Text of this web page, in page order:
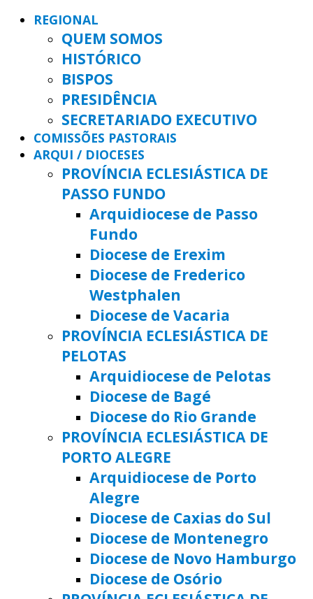
REGIONAL
QUEM SOMOS
HISTÓRICO
BISPOS
PRESIDÊNCIA
SECRETARIADO EXECUTIVO
COMISSÕES PASTORAIS
ARQUI / DIOCESES
PROVÍNCIA ECLESIÁSTICA DE
PASSO FUNDO
Arquidiocese de Passo
Fundo
Diocese de Erexim
Diocese de Frederico
Westphalen
Diocese de Vacaria
PROVÍNCIA ECLESIÁSTICA DE
PELOTAS
Arquidiocese de Pelotas
Diocese de Bagé
Diocese do Rio Grande
PROVÍNCIA ECLESIÁSTICA DE
PORTO ALEGRE
Arquidiocese de Porto
Alegre
Diocese de Caxias do Sul
Diocese de Montenegro
Diocese de Novo Hamburgo
Diocese de Osório